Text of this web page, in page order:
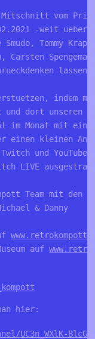
vom
-weit ueber
Tommy
Carsten
lassen!
indem
und dort unseren
Monat mit
einen kleinen
und YouTube.
LIVE
Team mit den
& Danny
auf
hier:
UC3n_WXlK-